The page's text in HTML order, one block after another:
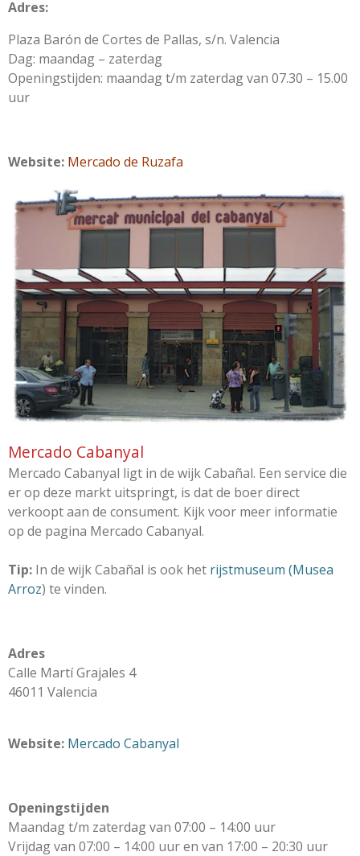
Adres:
Plaza Barón de Cortes de Pallas, s/n. Valencia
Dag: maandag – zaterdag
Openingstijden: maandag t/m zaterdag van 07.30 – 15.00
uur
Website: Mercado de Ruzafa
Mercado Cabanyal
Mercado Cabanyal ligt in de wijk Cabañal. Een service die
er op deze markt uitspringt, is dat de boer direct
verkoopt aan de consument. Kijk voor meer informatie
op de pagina Mercado Cabanyal.
Tip: In de wijk Cabañal is ook het rijstmuseum (Musea
Arroz) te vinden.
Adres
Calle Martí Grajales 4
46011 Valencia
Website: Mercado Cabanyal
Openingstijden
Maandag t/m zaterdag van 07:00 – 14:00 uur
Vrijdag van 07:00 – 14:00 uur en van 17:00 – 20:30 uur